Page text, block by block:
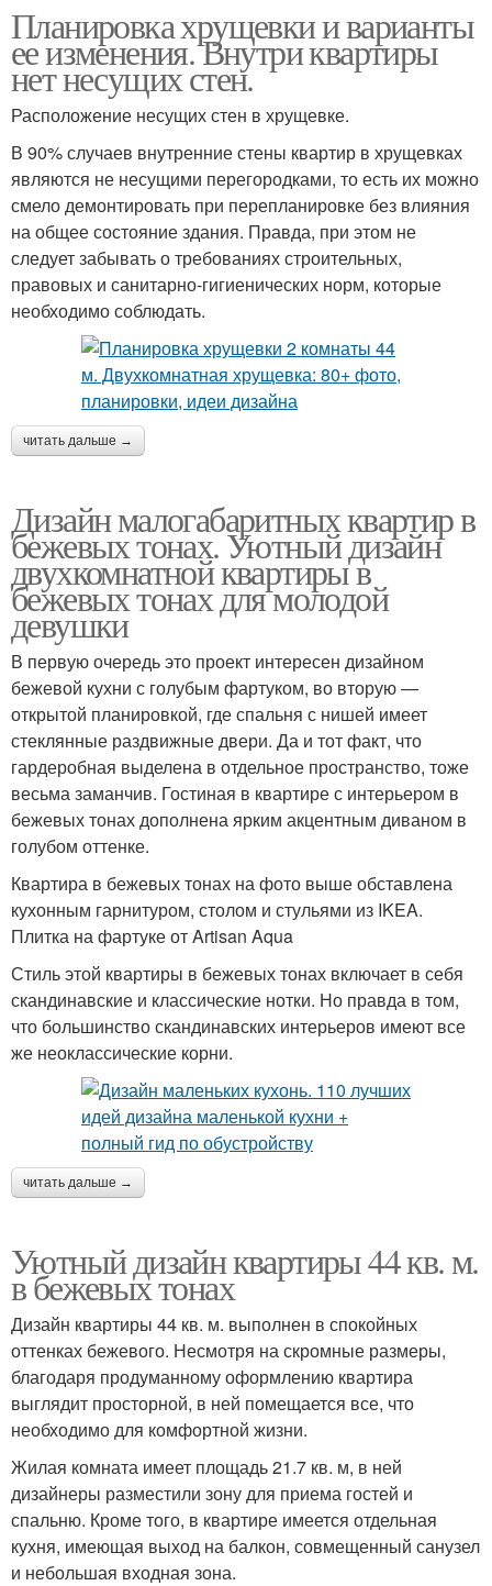
Планировка хрущевки и варианты
ее изменения. Внутри квартиры
нет несущих стен.
Расположение несущих стен в хрущевке.
В 90% случаев внутренние стены квартир в хрущевках
являются не несущими перегородками, то есть их можно
смело демонтировать при перепланировке без влияния
на общее состояние здания. Правда, при этом не
следует забывать о требованиях строительных,
правовых и санитарно-гигиенических норм, которые
необходимо соблюдать.
читать дальше →
Дизайн малогабаритных квартир в
бежевых тонах. Уютный дизайн
двухкомнатной квартиры в
бежевых тонах для молодой
девушки
В первую очередь это проект интересен дизайном
бежевой кухни с голубым фартуком, во вторую —
открытой планировкой, где спальня с нишей имеет
стеклянные раздвижные двери. Да и тот факт, что
гардеробная выделена в отдельное пространство, тоже
весьма заманчив. Гостиная в квартире с интерьером в
бежевых тонах дополнена ярким акцентным диваном в
голубом оттенке.
Квартира в бежевых тонах на фото выше обставлена
кухонным гарнитуром, столом и стульями из IKEA.
Плитка на фартуке от Artisan Aqua
Стиль этой квартиры в бежевых тонах включает в себя
скандинавские и классические нотки. Но правда в том,
что большинство скандинавских интерьеров имеют все
же неоклассические корни.
читать дальше →
Уютный дизайн квартиры 44 кв. м.
в бежевых тонах
Дизайн квартиры 44 кв. м. выполнен в спокойных
оттенках бежевого. Несмотря на скромные размеры,
благодаря продуманному оформлению квартира
выглядит просторной, в ней помещается все, что
необходимо для комфортной жизни.
Жилая комната имеет площадь 21.7 кв. м, в ней
дизайнеры разместили зону для приема гостей и
спальню. Кроме того, в квартире имеется отдельная
кухня, имеющая выход на балкон, совмещенный санузел
и небольшая входная зона.